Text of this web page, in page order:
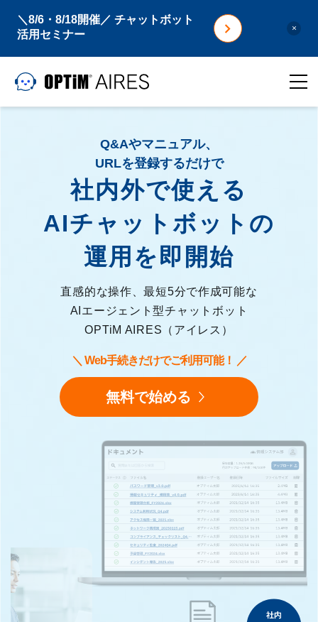
＼8/6・8/18開催／ チャットボット
活用セミナー
×
Q&Aやマニュアル、
URLを登録するだけで
社内外で使える
AIチャットボットの
運用を即開始
直感的な操作、最短5分で作成可能な
AIエージェント型チャットボット
OPTiM AIRES（アイレス）
＼ Web手続きだけでご利用可能！ ／
無料で始める